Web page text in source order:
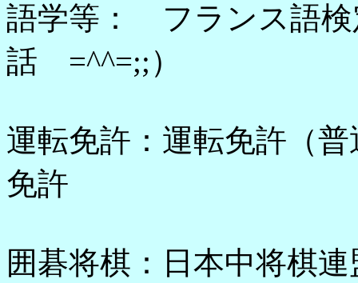
語学等： フランス語検
話 =^^=;;）
運転免許：運転免許（
免許
囲碁将棋：日本中将棋